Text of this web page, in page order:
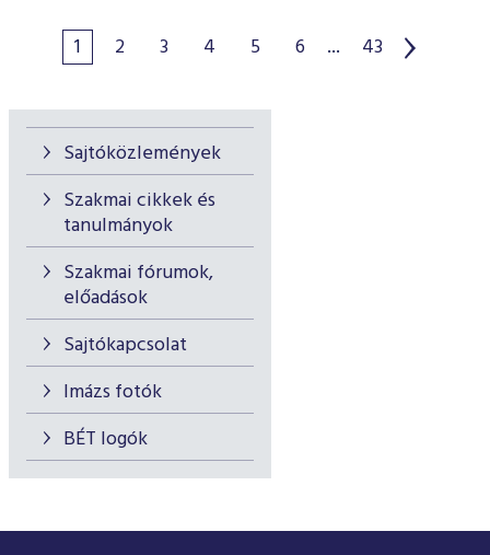
Sajtóközlemények
Szakmai cikkek és
tanulmányok
Szakmai fórumok,
előadások
Sajtókapcsolat
Imázs fotók
BÉT logók
1 2 3 4 5 6 ... 43